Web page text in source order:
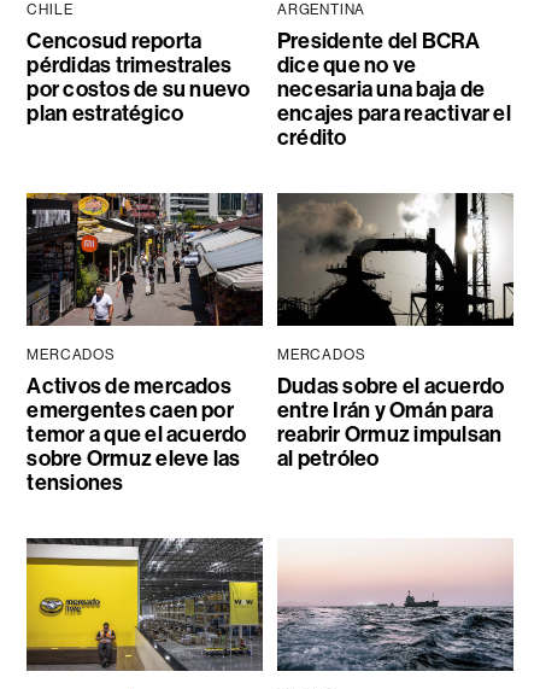
CHILE
Cencosud reporta
pérdidas trimestrales
por costos de su nuevo
plan estratégico
ARGENTINA
Presidente del BCRA
dice que no ve
necesaria una baja de
encajes para reactivar el
crédito
MERCADOS
Activos de mercados
emergentes caen por
temor a que el acuerdo
sobre Ormuz eleve las
tensiones
MERCADOS
Dudas sobre el acuerdo
entre Irán y Omán para
reabrir Ormuz impulsan
al petróleo